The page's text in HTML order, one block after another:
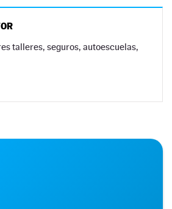
talleres, seguros, autoescuelas,